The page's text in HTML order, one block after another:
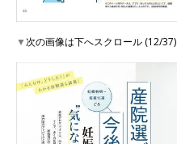
▼次の画像は下へスクロール (12/37)